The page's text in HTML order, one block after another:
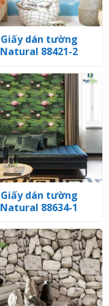
Giấy dán tường
Natural 88421-2
Giấy dán tường
Natural 88634-1